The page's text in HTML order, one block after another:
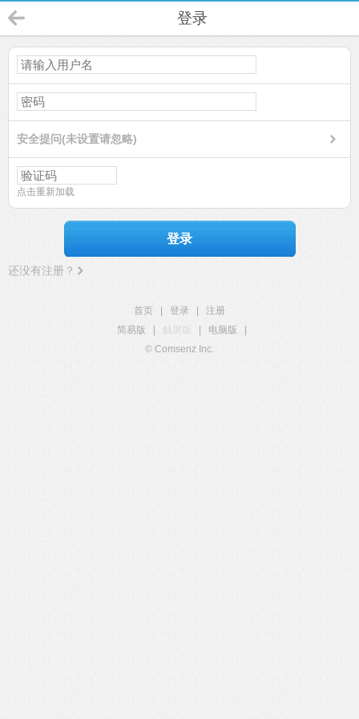
登录
安全提问(未设置请忽略)
点击重新加载
登录
还没有注册？
首页 登录
注册
简易版
触屏版 电脑版
© Comsenz Inc.